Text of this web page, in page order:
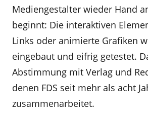
Mediengestalter wieder Hand
beginnt: Die interaktiven
Links oder animierte Grafiken
eingebaut und eifrig getestet.
Abstimmung mit Verlag und
denen FDS seit mehr als acht
zusammenarbeitet.